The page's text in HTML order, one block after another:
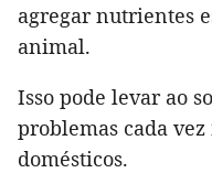
agregar nutrientes
animal.
Isso pode levar ao
problemas cada
domésticos.